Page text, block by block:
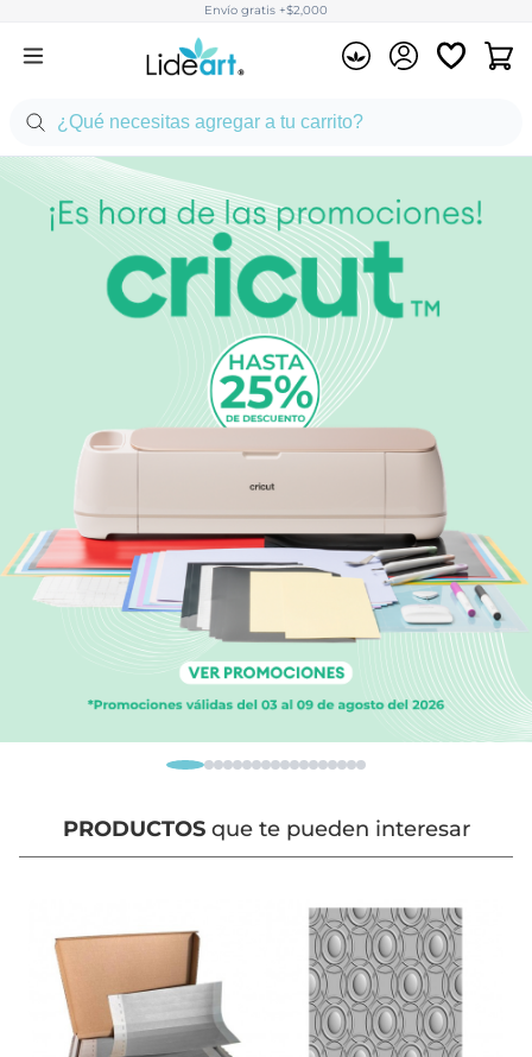
Envío gratis +$2,000
PRODUCTOSque te pueden interesar